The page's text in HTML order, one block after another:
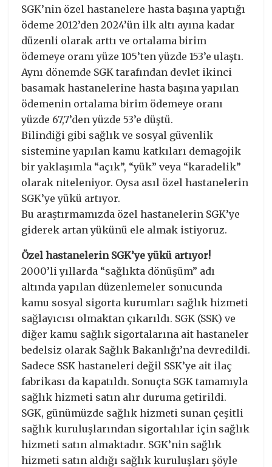
SGK’nin özel hastanelere hasta başına yaptığı
ödeme 2012’den 2024’ün ilk altı ayına kadar
düzenli olarak arttı ve ortalama birim
ödemeye oranı yüze 105’ten yüzde 153’e ulaştı.
Aynı dönemde SGK tarafından devlet ikinci
basamak hastanelerine hasta başına yapılan
ödemenin ortalama birim ödemeye oranı
yüzde 67,7’den yüzde 53’e düştü.
Bilindiği gibi sağlık ve sosyal güvenlik
sistemine yapılan kamu katkıları demagojik
bir yaklaşımla “açık”, “yük” veya “karadelik”
olarak niteleniyor. Oysa asıl özel hastanelerin
SGK’ye yükü artıyor.
Bu araştırmamızda özel hastanelerin SGK’ye
giderek artan yükünü ele almak istiyoruz.
Özel hastanelerin SGK’ye yükü artıyor!
2000’li yıllarda “sağlıkta dönüşüm” adı
altında yapılan düzenlemeler sonucunda
kamu sosyal sigorta kurumları sağlık hizmeti
sağlayıcısı olmaktan çıkarıldı. SGK (SSK) ve
diğer kamu sağlık sigortalarına ait hastaneler
bedelsiz olarak Sağlık Bakanlığı’na devredildi.
Sadece SSK hastaneleri değil SSK’ye ait ilaç
fabrikası da kapatıldı. Sonuçta SGK tamamıyla
sağlık hizmeti satın alır duruma getirildi.
SGK, günümüzde sağlık hizmeti sunan çeşitli
sağlık kuruluşlarından sigortalılar için sağlık
hizmeti satın almaktadır. SGK’nin sağlık
hizmeti satın aldığı sağlık kuruluşları şöyle